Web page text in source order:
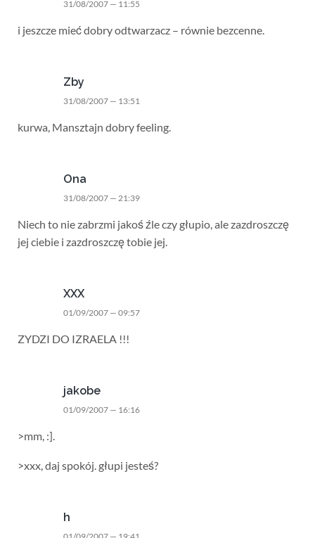
31/08/2007 — 11:55
i jeszcze mieć dobry odtwarzacz – równie bezcenne.
Zby
31/08/2007 — 13:51
kurwa, Mansztajn dobry feeling.
Ona
31/08/2007 — 21:39
Niech to nie zabrzmi jakoś źle czy głupio, ale zazdroszczę
jej ciebie i zazdroszczę tobie jej.
XXX
01/09/2007 — 09:57
ZYDZI DO IZRAELA !!!
jakobe
01/09/2007 — 16:16
>mm, :].
>xxx, daj spokój. głupi jesteś?
h